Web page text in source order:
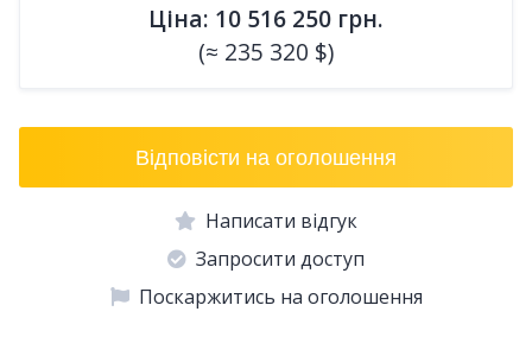
Ціна: 10 516 250 грн.
(≈ 235 320 $)
Відповісти на оголошення
Написати відгук
Запросити доступ
Поскаржитись на оголошення